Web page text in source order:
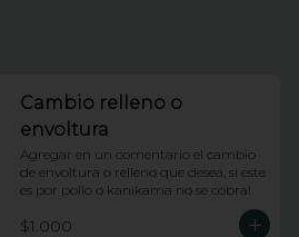
Cambio relleno o
envoltura
Agregar en un comentario el cambio
de envoltura o relleno que desea, si este
es por pollo o kanikama no se cobra!
$1.000